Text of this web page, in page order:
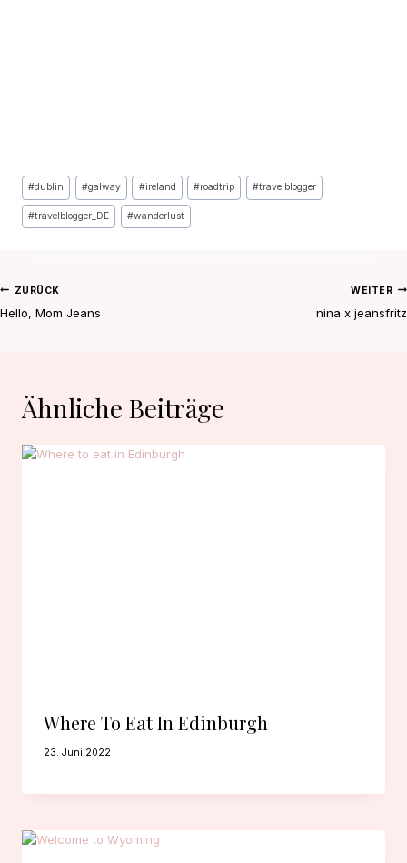
Schlagworte:
#dublin #galway #ireland #roadtrip #travelblogger
#travelblogger_DE #wanderlust
Beitragsnavigation
ZURÜCK
Hello, Mom Jeans
WEITER
nina x jeansfritz
Ähnliche Beiträge
Where To Eat In Edinburgh
23. Juni 2022